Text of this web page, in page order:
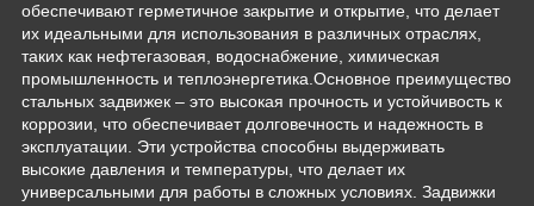
обеспечивают герметичное закрытие и открытие, что делает
их идеальными для использования в различных отраслях,
таких как нефтегазовая, водоснабжение, химическая
промышленность и теплоэнергетика.Основное преимущество
стальных задвижек – это высокая прочность и устойчивость к
коррозии, что обеспечивает долговечность и надежность в
эксплуатации. Эти устройства способны выдерживать
высокие давления и температуры, что делает их
универсальными для работы в сложных условиях. Задвижки